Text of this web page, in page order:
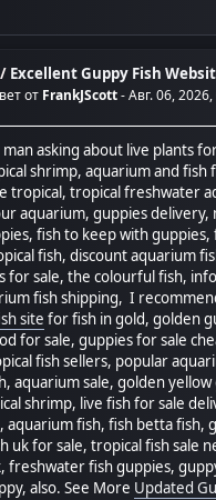
/ Excellent Guppy Fish
от FrankJScott- Авг. 06,
asking about live plants
shrimp, aquarium and fish
tropical, tropical freshwater
aquarium, guppies delivery,
fish to keep with guppies,
fish, discount aquarium
for sale, the colourful fish,
fish shipping, I
site for fish in gold, golden
for sale, guppies for sale
fish sellers, popular
aquarium sale, golden
shrimp, live fish for sale
aquarium fish, fish betta fish,
uk for sale, tropical fish sale
freshwater fish guppies,
also. See More Updated